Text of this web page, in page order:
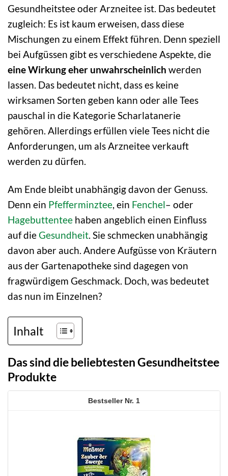
Gesundheitstee oder Arzneitee ist. Das bedeutet
zugleich: Es ist kaum erweisen, dass diese
Mischungen zu einem Effekt führen. Denn speziell
bei Aufgüssen gibt es verschiedene Aspekte, die
eine Wirkung eher unwahrscheinlich werden
lassen. Das bedeutet nicht, dass es keine
wirksamen Sorten geben kann oder alle Tees
pauschal in die Kategorie Scharlatanerie
gehören. Allerdings erfüllen viele Tees nicht die
Anforderungen, um als Arzneitee verkauft
werden zu dürfen.
Am Ende bleibt unabhängig davon der Genuss.
Denn ein Pfefferminztee, ein Fenchel– oder
Hagebuttentee haben angeblich einen Einfluss
auf dieGesundheit. Sie schmecken unabhängig
davon aber auch. Andere Aufgüsse von Kräutern
aus der Gartenapotheke sind dagegen von
fragwürdigem Geschmack. Doch, was bedeutet
das nun im Einzelnen?
Inhalt
Das sind die beliebtesten Gesundheitstee
Produkte
1